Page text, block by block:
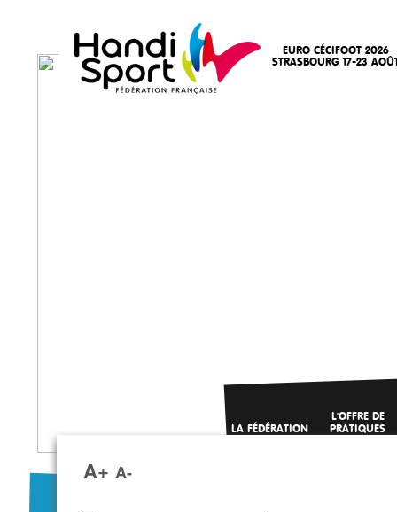
EURO CÉCIFOOT 2026
STRASBOURG 17-23
LA FÉDÉRATION
L'OFFRE DE
PRATIQUES
A+ A-